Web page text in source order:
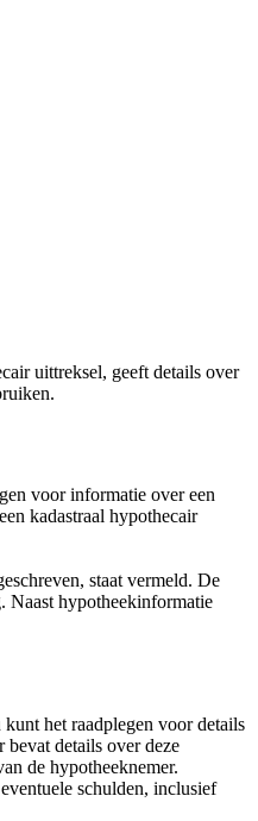
uittreksel, geeft details over
voor informatie over een
kadastraal hypothecair
staat vermeld. De
Naast hypotheekinformatie
het raadplegen voor details
details over deze
de hypotheeknemer.
schulden, inclusief